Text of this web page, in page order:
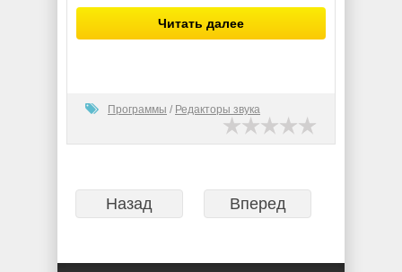
Читать далее
Программы / Редакторы звука
Назад Вперед